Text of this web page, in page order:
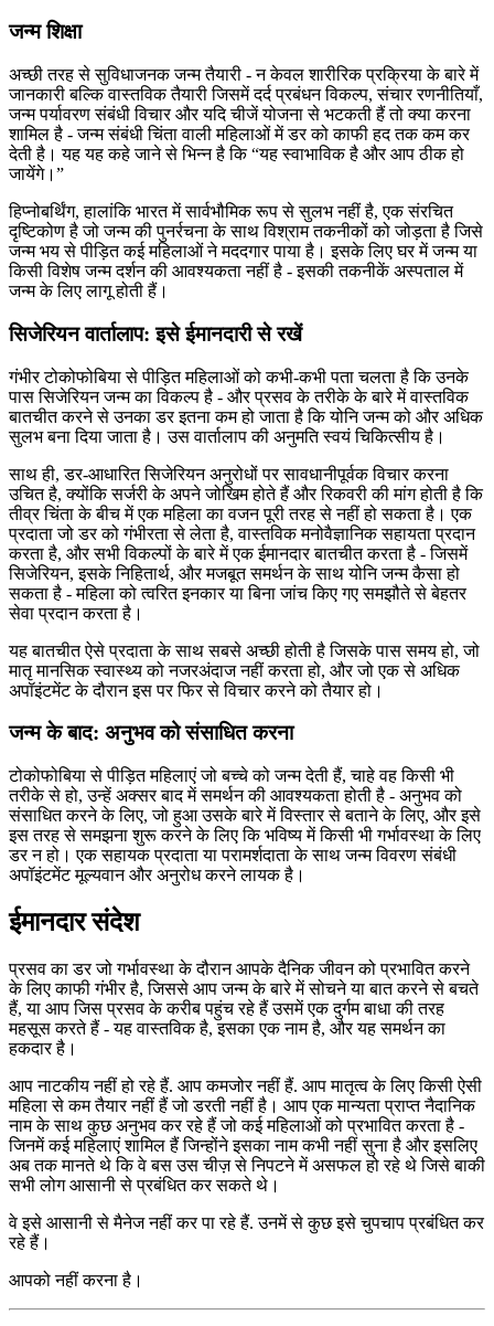
जन्म शिक्षा
अच्छी तरह से सुविधाजनक जन्म तैयारी - न केवल शारीरिक प्रक्रिया के बारे में
जानकारी बल्कि वास्तविक तैयारी जिसमें दर्द प्रबंधन विकल्प, संचार रणनीतियाँ,
जन्म पर्यावरण संबंधी विचार और यदि चीजें योजना से भटकती हैं तो क्या करना
शामिल है - जन्म संबंधी चिंता वाली महिलाओं में डर को काफी हद तक कम कर
देती है। यह यह कहे जाने से भिन्न है कि “यह स्वाभाविक है और आप ठीक हो
जायेंगे।”
हिप्नोबर्थिंग, हालांकि भारत में सार्वभौमिक रूप से सुलभ नहीं है, एक संरचित
दृष्टिकोण है जो जन्म की पुनर्रचना के साथ विश्राम तकनीकों को जोड़ता है जिसे
जन्म भय से पीड़ित कई महिलाओं ने मददगार पाया है। इसके लिए घर में जन्म या
किसी विशेष जन्म दर्शन की आवश्यकता नहीं है - इसकी तकनीकें अस्पताल में
जन्म के लिए लागू होती हैं।
सिजेरियन वार्तालाप: इसे ईमानदारी से रखें
गंभीर टोकोफोबिया से पीड़ित महिलाओं को कभी-कभी पता चलता है कि उनके
पास सिजेरियन जन्म का विकल्प है - और प्रसव के तरीके के बारे में वास्तविक
बातचीत करने से उनका डर इतना कम हो जाता है कि योनि जन्म को और अधिक
सुलभ बना दिया जाता है। उस वार्तालाप की अनुमति स्वयं चिकित्सीय है।
साथ ही, डर-आधारित सिजेरियन अनुरोधों पर सावधानीपूर्वक विचार करना
उचित है, क्योंकि सर्जरी के अपने जोखिम होते हैं और रिकवरी की मांग होती है कि
तीव्र चिंता के बीच में एक महिला का वजन पूरी तरह से नहीं हो सकता है। एक
प्रदाता जो डर को गंभीरता से लेता है, वास्तविक मनोवैज्ञानिक सहायता प्रदान
करता है, और सभी विकल्पों के बारे में एक ईमानदार बातचीत करता है - जिसमें
सिजेरियन, इसके निहितार्थ, और मजबूत समर्थन के साथ योनि जन्म कैसा हो
सकता है - महिला को त्वरित इनकार या बिना जांच किए गए समझौते से बेहतर
सेवा प्रदान करता है।
यह बातचीत ऐसे प्रदाता के साथ सबसे अच्छी होती है जिसके पास समय हो, जो
मातृ मानसिक स्वास्थ्य को नजरअंदाज नहीं करता हो, और जो एक से अधिक
अपॉइंटमेंट के दौरान इस पर फिर से विचार करने को तैयार हो।
जन्म के बाद: अनुभव को संसाधित करना
टोकोफोबिया से पीड़ित महिलाएं जो बच्चे को जन्म देती हैं, चाहे वह किसी भी
तरीके से हो, उन्हें अक्सर बाद में समर्थन की आवश्यकता होती है - अनुभव को
संसाधित करने के लिए, जो हुआ उसके बारे में विस्तार से बताने के लिए, और इसे
इस तरह से समझना शुरू करने के लिए कि भविष्य में किसी भी गर्भावस्था के लिए
डर न हो। एक सहायक प्रदाता या परामर्शदाता के साथ जन्म विवरण संबंधी
अपॉइंटमेंट मूल्यवान और अनुरोध करने लायक है।
ईमानदार संदेश
प्रसव का डर जो गर्भावस्था के दौरान आपके दैनिक जीवन को प्रभावित करने
के लिए काफी गंभीर है, जिससे आप जन्म के बारे में सोचने या बात करने से बचते
हैं, या आप जिस प्रसव के करीब पहुंच रहे हैं उसमें एक दुर्गम बाधा की तरह
महसूस करते हैं - यह वास्तविक है, इसका एक नाम है, और यह समर्थन का
हकदार है।
आप नाटकीय नहीं हो रहे हैं. आप कमजोर नहीं हैं. आप मातृत्व के लिए किसी ऐसी
महिला से कम तैयार नहीं हैं जो डरती नहीं है। आप एक मान्यता प्राप्त नैदानिक ​​
नाम के साथ कुछ अनुभव कर रहे हैं जो कई महिलाओं को प्रभावित करता है -
जिनमें कई महिलाएं शामिल हैं जिन्होंने इसका नाम कभी नहीं सुना है और इसलिए
अब तक मानते थे कि वे बस उस चीज़ से निपटने में असफल हो रहे थे जिसे बाकी
सभी लोग आसानी से प्रबंधित कर सकते थे।
वे इसे आसानी से मैनेज नहीं कर पा रहे हैं. उनमें से कुछ इसे चुपचाप प्रबंधित कर
रहे हैं।
आपको नहीं करना है।